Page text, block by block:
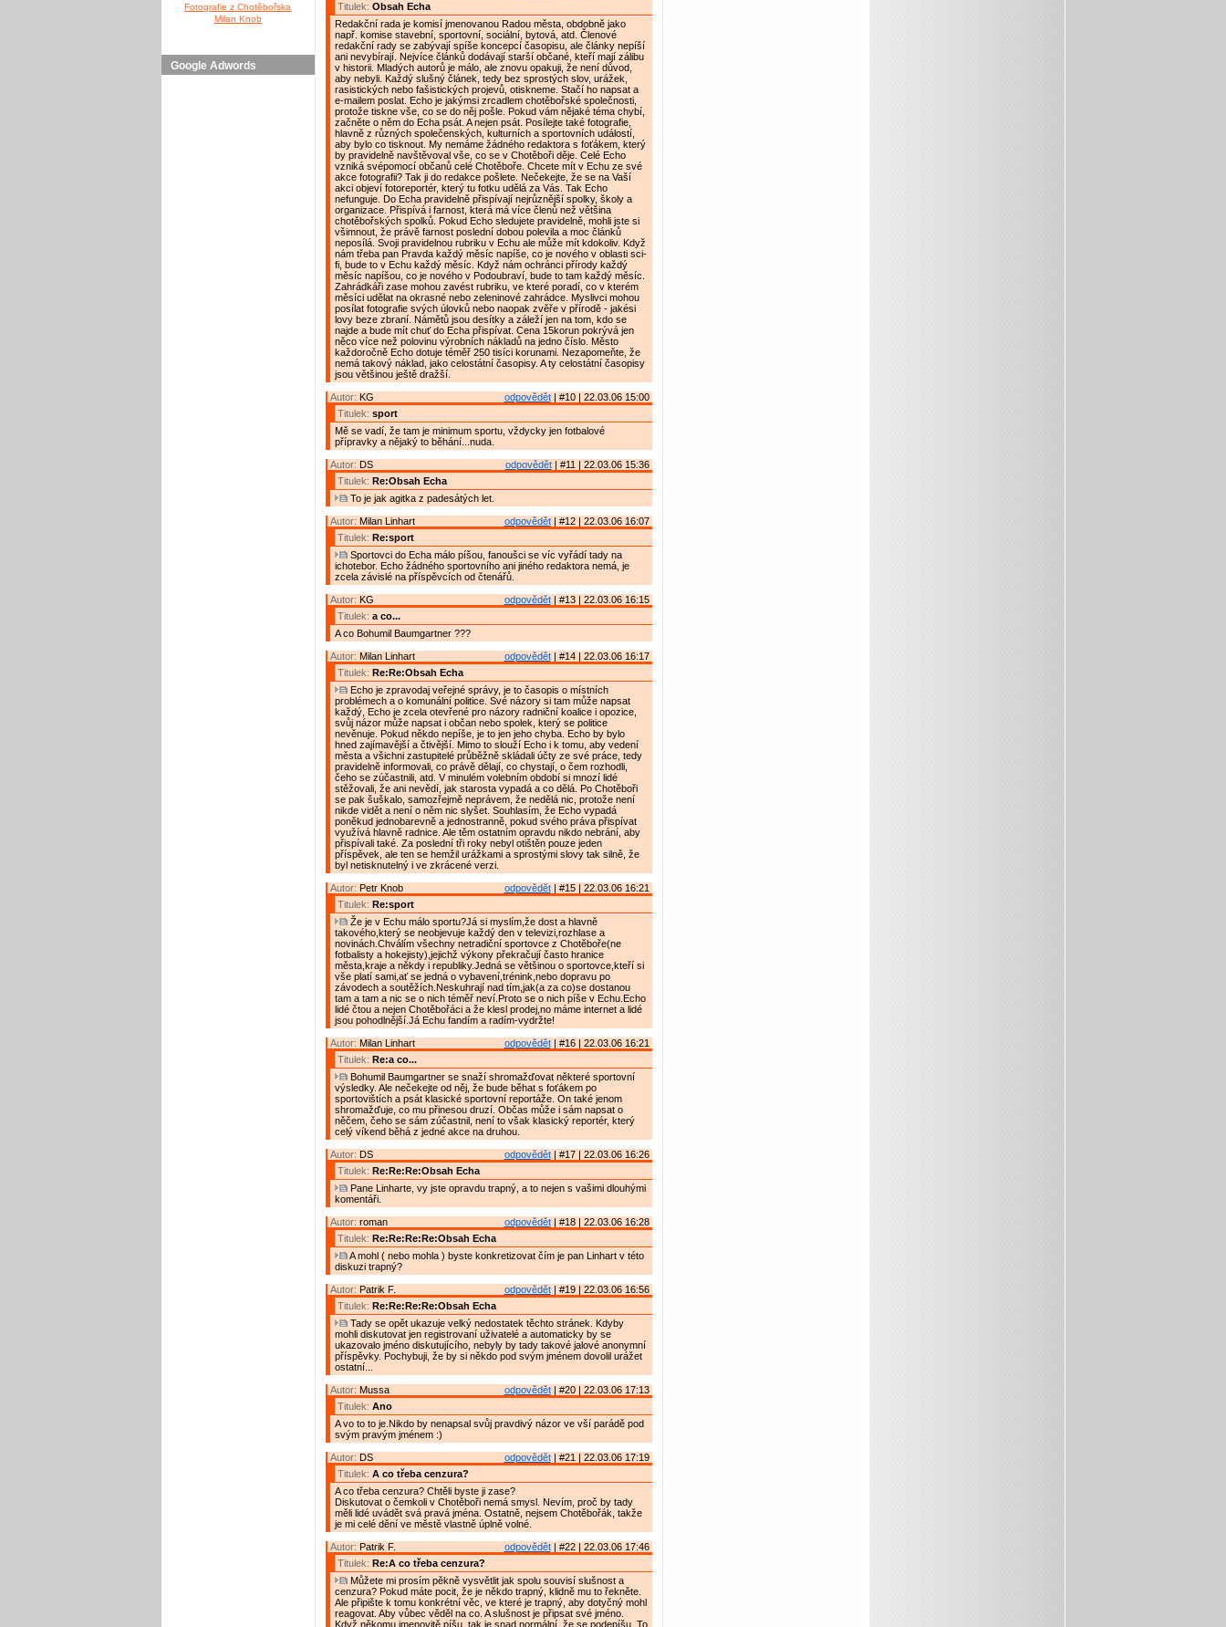
Fotografie z Chotěbořska
Milan Knob
Google Adwords
Titulek: Obsah Echa
Redakční rada je komisí jmenovanou Radou města, obdobně jako
např. komise stavební, sportovní, sociální, bytová, atd. Členové
redakční rady se zabývají spíše koncepcí časopisu, ale články nepíší
ani nevybírají. Nejvíce článků dodávají starší občané, kteří mají zálibu
v historii. Mladých autorů je málo, ale znovu opakuji, že není důvod,
aby nebyli. Každý slušný článek, tedy bez sprostých slov, urážek,
rasistických nebo fašistických projevů, otiskneme. Stačí ho napsat a
e-mailem poslat. Echo je jakýmsi zrcadlem chotěbořské společnosti,
protože tiskne vše, co se do něj pošle. Pokud vám nějaké téma chybí,
začněte o něm do Echa psát. A nejen psát. Posílejte také fotografie,
hlavně z různých společenských, kulturních a sportovních událostí,
aby bylo co tisknout. My nemáme žádného redaktora s foťákem, který
by pravidelně navštěvoval vše, co se v Chotěboři děje. Celé Echo
vzniká svépomocí občanů celé Chotěboře. Chcete mít v Echu ze své
akce fotografii? Tak ji do redakce pošlete. Nečekejte, že se na Vaší
akci objeví fotoreportér, který tu fotku udělá za Vás. Tak Echo
nefunguje. Do Echa pravidelně přispívají nejrůznější spolky, školy a
organizace. Přispívá i farnost, která má více členů než většina
chotěbořských spolků. Pokud Echo sledujete pravidelně, mohli jste si
všimnout, že právě farnost poslední dobou polevila a moc článků
neposílá. Svoji pravidelnou rubriku v Echu ale může mít kdokoliv. Když
nám třeba pan Pravda každý měsíc napíše, co je nového v oblasti sci-
fi, bude to v Echu každý měsíc. Když nám ochránci přírody každý
měsíc napíšou, co je nového v Podoubraví, bude to tam každý měsíc.
Zahrádkáři zase mohou zavést rubriku, ve které poradí, co v kterém
měsíci udělat na okrasné nebo zeleninové zahrádce. Myslivci mohou
posílat fotografie svých úlovků nebo naopak zvěře v přírodě - jakési
lovy beze zbraní. Námětů jsou desítky a záleží jen na tom, kdo se
najde a bude mít chuť do Echa přispívat. Cena 15korun pokrývá jen
něco více než polovinu výrobních nákladů na jedno číslo. Město
každoročně Echo dotuje téměř 250 tisíci korunami. Nezapomeňte, že
nemá takový náklad, jako celostátní časopisy. A ty celostátní časopisy
jsou většinou ještě dražší.
odpovědět| #10 | 22.03.06 15:00
Autor: KG
Titulek: sport
Mě se vadí, že tam je minimum sportu, vždycky jen fotbalové
přípravky a nějaký to běhání...nuda.
odpovědět| #11 | 22.03.06 15:36
Autor: DS
Titulek: Re:Obsah Echa
To je jak agitka z padesátých let.
odpovědět| #12 | 22.03.06 16:07
Autor: Milan Linhart
Titulek: Re:sport
Sportovci do Echa málo píšou, fanoušci se víc vyřádí tady na
ichotebor. Echo žádného sportovního ani jiného redaktora nemá, je
zcela závislé na příspěvcích od čtenářů.
odpovědět| #13 | 22.03.06 16:15
Autor: KG
Titulek: a co...
A co Bohumil Baumgartner ???
odpovědět| #14 | 22.03.06 16:17
Autor: Milan Linhart
Titulek: Re:Re:Obsah Echa
Echo je zpravodaj veřejné správy, je to časopis o místních
problémech a o komunální politice. Své názory si tam může napsat
každý, Echo je zcela otevřené pro názory radniční koalice i opozice,
svůj názor může napsat i občan nebo spolek, který se politice
nevěnuje. Pokud někdo nepíše, je to jen jeho chyba. Echo by bylo
hned zajímavější a čtivější. Mimo to slouží Echo i k tomu, aby vedení
města a všichni zastupitelé průběžně skládali účty ze své práce, tedy
pravidelně informovali, co právě dělají, co chystají, o čem rozhodli,
čeho se zúčastnili, atd. V minulém volebním období si mnozí lidé
stěžovali, že ani nevědí, jak starosta vypadá a co dělá. Po Chotěboři
se pak šuškalo, samozřejmě neprávem, že nedělá nic, protože není
nikde vidět a není o něm nic slyšet. Souhlasím, že Echo vypadá
poněkud jednobarevně a jednostranně, pokud svého práva přispívat
využívá hlavně radnice. Ale těm ostatním opravdu nikdo nebrání, aby
přispívali také. Za poslední tři roky nebyl otištěn pouze jeden
příspěvek, ale ten se hemžil urážkami a sprostými slovy tak silně, že
byl netisknutelný i ve zkrácené verzi.
odpovědět| #15 | 22.03.06 16:21
Autor: Petr Knob
Titulek: Re:sport
Že je v Echu málo sportu?Já si myslím,že dost a hlavně
takového,který se neobjevuje každý den v televizi,rozhlase a
novinách.Chválím všechny netradiční sportovce z Chotěboře(ne
fotbalisty a hokejisty),jejichž výkony překračují často hranice
města,kraje a někdy i republiky.Jedná se většinou o sportovce,kteří si
vše platí sami,ať se jedná o vybavení,trénink,nebo dopravu po
závodech a soutěžích.Neskuhrají nad tím,jak(a za co)se dostanou
tam a tam a nic se o nich téměř neví.Proto se o nich píše v Echu.Echo
lidé čtou a nejen Chotěbořáci a že klesl prodej,no máme internet a lidé
jsou pohodlnější.Já Echu fandím a radím-vydržte!
odpovědět| #16 | 22.03.06 16:21
Autor: Milan Linhart
Titulek: Re:a co...
Bohumil Baumgartner se snaží shromažďovat některé sportovní
výsledky. Ale nečekejte od něj, že bude běhat s foťákem po
sportovištích a psát klasické sportovní reportáže. On také jenom
shromažďuje, co mu přinesou druzí. Občas může i sám napsat o
něčem, čeho se sám zúčastnil, není to však klasický reportér, který
celý víkend běhá z jedné akce na druhou.
odpovědět| #17 | 22.03.06 16:26
Autor: DS
Titulek: Re:Re:Re:Obsah Echa
Pane Linharte, vy jste opravdu trapný, a to nejen s vašimi dlouhými
komentáři.
odpovědět| #18 | 22.03.06 16:28
Autor: roman
Titulek: Re:Re:Re:Re:Obsah Echa
A mohl ( nebo mohla ) byste konkretizovat čím je pan Linhart v této
diskuzi trapný?
odpovědět| #19 | 22.03.06 16:56
Autor: Patrik F.
Titulek: Re:Re:Re:Re:Obsah Echa
Tady se opět ukazuje velký nedostatek těchto stránek. Kdyby
mohli diskutovat jen registrovaní uživatelé a automaticky by se
ukazovalo jméno diskutujícího, nebyly by tady takové jalové anonymní
příspěvky. Pochybuji, že by si někdo pod svým jménem dovolil urážet
ostatní...
odpovědět| #20 | 22.03.06 17:13
Autor: Mussa
Titulek: Ano
A vo to to je.Nikdo by nenapsal svůj pravdivý názor ve vší parádě pod
svým pravým jménem :)
odpovědět| #21 | 22.03.06 17:19
Autor: DS
Titulek: A co třeba cenzura?
A co třeba cenzura? Chtěli byste ji zase?
Diskutovat o čemkoli v Chotěboři nemá smysl. Nevím, proč by tady
měli lidé uvádět svá pravá jména. Ostatně, nejsem Chotěbořák, takže
je mi celé dění ve městě vlastně úplně volné.
odpovědět| #22 | 22.03.06 17:46
Autor: Patrik F.
Titulek: Re:A co třeba cenzura?
Můžete mi prosím pěkně vysvětlit jak spolu souvisí slušnost a
cenzura? Pokud máte pocit, že je někdo trapný, klidně mu to řekněte.
Ale připište k tomu konkrétní věc, ve které je trapný, aby dotyčný mohl
reagovat. Aby vůbec věděl na co. A slušnost je připsat své jméno.
Když někomu jmenovitě píšu, tak je snad normální, že se podepíšu. To